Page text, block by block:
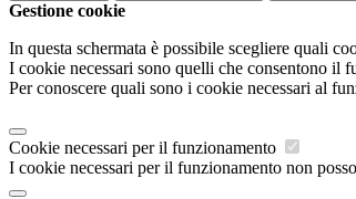
Gestione cookie
In questa schermata è possibile scegliere quali
I cookie necessari sono quelli che consentono il
Per conoscere quali sono i cookie necessari al
Cookie necessari per il funzionamento
I cookie necessari per il funzionamento non